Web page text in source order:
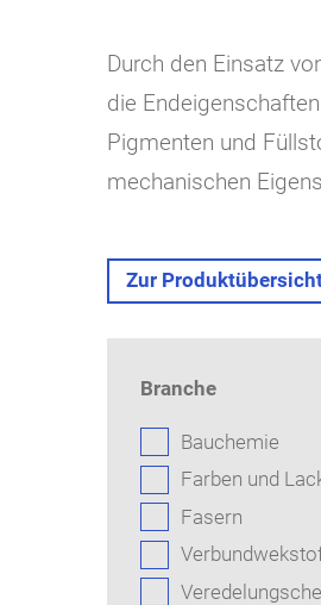
Durch den Einsatz
die
Pigmenten und
mechanischen
Zur
Branche
Bauchemie
Farben und
Fasern